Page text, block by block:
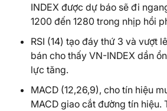
INDEX được dự báo sẽ đi
1200 đến 1280 trong nhịp hồi
RSI (14) tạo đáy thứ 3 và vượt
bán cho thấy VN-INDEX dần
lực tăng.
MACD (12,26,9), cho tín hiệu
MACD giao cắt đường tín hiệu.